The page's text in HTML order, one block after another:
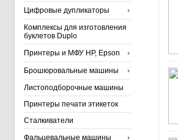
Цифровые дупликаторы
Комплексы для изготовления
буклетов Duplo
Принтеры и МФУ HP, Epson
Брошюровальные машины
Листоподборочные машины
Принтеры печати этикеток
Сталкиватели
Фальцевальные машины